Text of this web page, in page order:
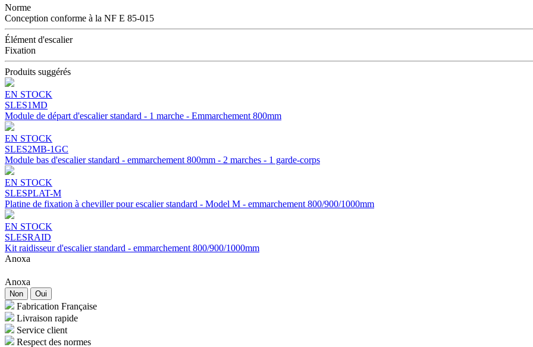
Norme
Conception conforme à la NF E 85-015
Élément d'escalier
Fixation
Produits suggérés
EN STOCK
SLES1MD
Module de départ d'escalier standard - 1 marche - Emmarchement 800mm
EN STOCK
SLES2MB-1GC
Module bas d'escalier standard - emmarchement 800mm - 2 marches - 1 garde-corps
EN STOCK
SLESPLAT-M
Platine de fixation à cheviller pour escalier standard - Model M - emmarchement 800/900/1000mm
EN STOCK
SLESRAID
Kit raidisseur d'escalier standard - emmarchement 800/900/1000mm
Anoxa
Anoxa
Non Oui
Fabrication Française
Livraison rapide
Service client
Respect des normes